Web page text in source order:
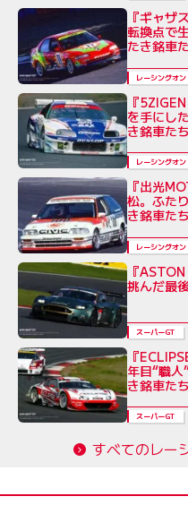
『ギャザ
転換点で
たき銘車
レーシングオン
『
を手にし
き銘車たち
レーシングオン
『出光
松。ふた
き銘車たち
レーシングオン
『
挑んだ最
スーパーGT
『
年目“職
き銘車たち
スーパーGT
すべてのレー